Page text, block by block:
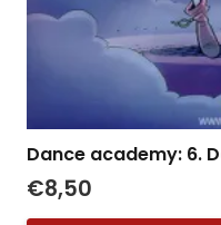
Dance academy: 6.
€8,50